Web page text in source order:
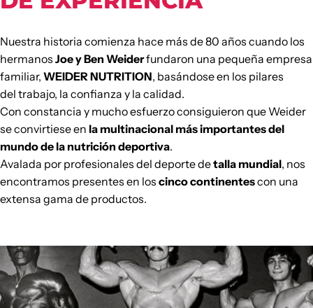
Nuestra historia comienza hace más de 80 años cuando los
hermanos Joe y Ben Weiderfundaron una pequeña empresa
familiar, WEIDER NUTRITION, basándose en los pilares
del trabajo, la confianza y la calidad.
Con constancia y mucho esfuerzo consiguieron que Weider
se convirtiese en la multinacional más importantes del
mundo de la nutrición deportiva.
Avalada por profesionales del deporte detalla mundial, nos
encontramos presentes en los cinco continentescon una
extensa gama de productos.